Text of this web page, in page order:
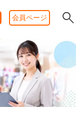
会員ページ